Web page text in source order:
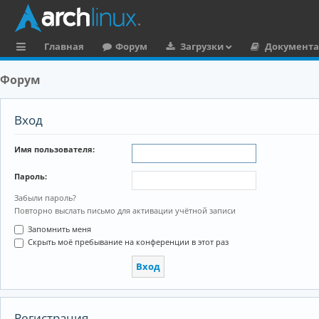
ы
и
Главная Форум Загрузки
Форум
Вход
Имя пользователя:
Пароль:
Забыли пароль?
Повторно выслать письмо для активации учётной записи
Запомнить меня
Скрыть моё пребывание на конференции в этот раз